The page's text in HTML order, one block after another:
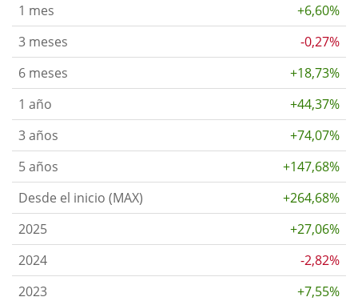
1 mes
+6,60%
3 meses
-0,27%
6 meses
+18,73%
1 año
+44,37%
3 años
+74,07%
5 años
+147,68%
Desde el inicio (MAX)
+264,68%
2025
+27,06%
2024
-2,82%
2023
+7,55%